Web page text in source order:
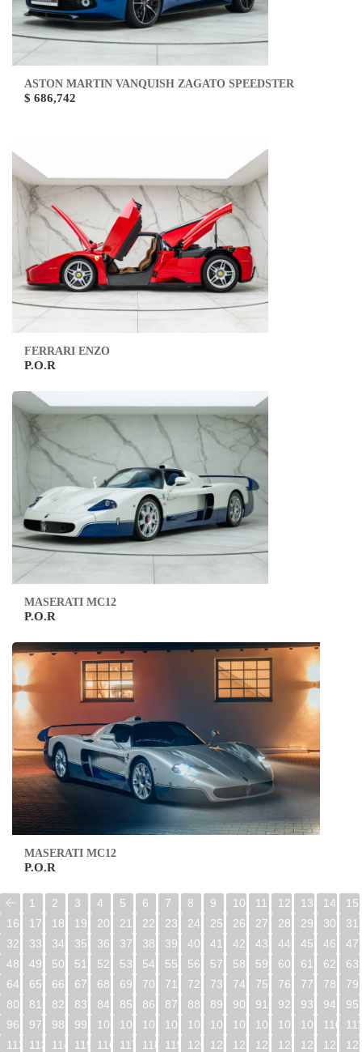
ASTON MARTIN VANQUISH ZAGATO SPEEDSTER
$ 686,742
FERRARI ENZO
P.O.R
MASERATI MC12
P.O.R
MASERATI MC12
P.O.R
1 2 3 4 5 6 7 8 9 10 11 12 13 14
15
16
17 18 19 20 21 22 23 24 25 26 27 28 29 30
31
32
33 34 35 36 37 38 39 40 41 42 43 44 45 46
47
48
49 50 51 52 53 54 55 56 57 58 59 60 61 62
63
64
65 66 67 68 69 70 71 72 73 74 75 76 77 78
79
80
81 82 83 84 85 86 87 88 89 90 91 92 93 94
95
96
97 98 99 100 101 102 103 104 105 106 107 108 109 110
112
113 114 115 116 117 118 119 120 121 122 123 124 125 126